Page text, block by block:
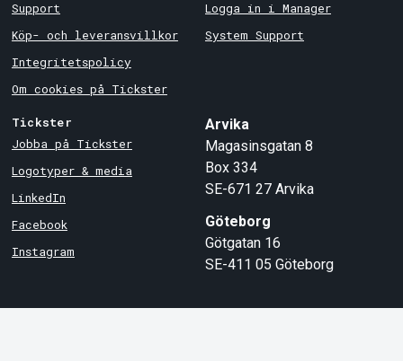
Support
Köp- och leveransvillkor
Integritetspolicy
Om cookies på Tickster
Logga in i Manager
System Support
Tickster
Jobba på Tickster
Logotyper & media
LinkedIn
Facebook
Instagram
Arvika
Magasinsgatan 8
Box 334
SE-671 27 Arvika
Göteborg
Götgatan 16
SE-411 05 Göteborg